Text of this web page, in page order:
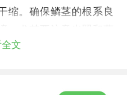
缩。确保鳞茎的根系良
文